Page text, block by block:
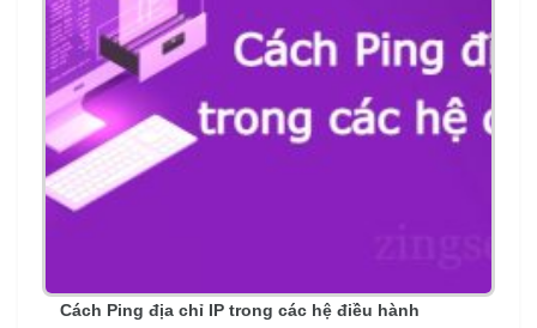
Cách Ping địa chỉ IP trong các hệ điều hành